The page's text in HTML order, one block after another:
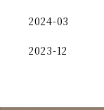
2024-03
2023-12